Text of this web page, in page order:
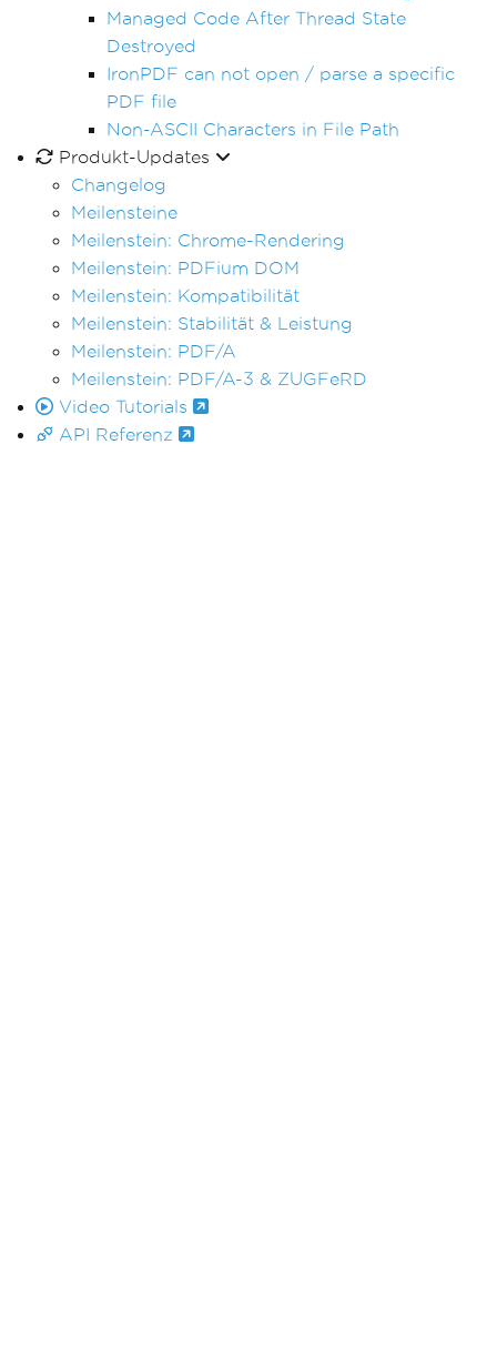
Managed Code After Thread State
Destroyed
IronPDF can not open / parse a specific
PDF file
Non-ASCII Characters in File Path
Produkt-Updates
Changelog
Meilensteine
Meilenstein: Chrome-Rendering
Meilenstein: PDFium DOM
Meilenstein: Kompatibilität
Meilenstein: Stabilität & Leistung
Meilenstein: PDF/A
Meilenstein: PDF/A-3 & ZUGFeRD
Video Tutorials
API Referenz